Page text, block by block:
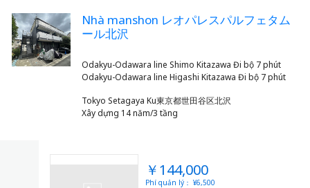
Nhà manshon レオパレスパルフェタム
ール北沢
Odakyu-Odawara line Shimo Kitazawa Đi bộ 7 phút
Tokyo Setagaya Ku東京都世田谷区北沢
Xây dựng 14 năm/3 tầng
￥144,000
Phí quản lý： ¥6,500